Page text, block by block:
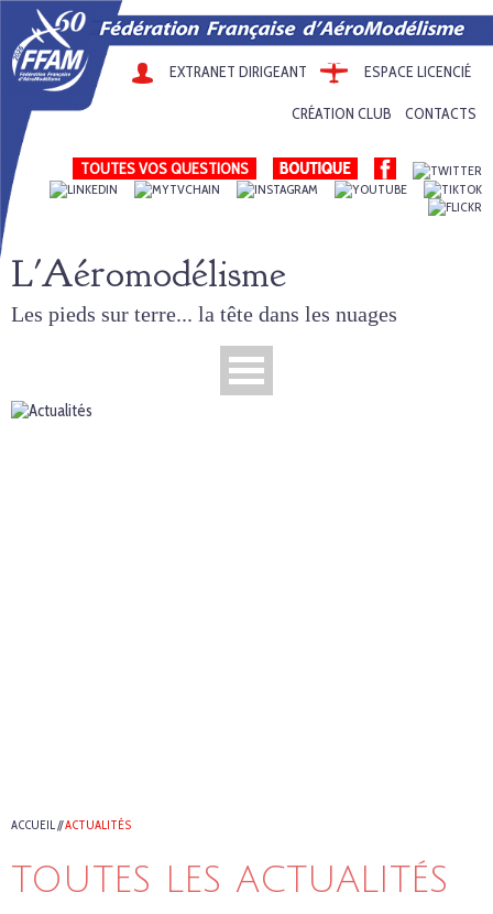
EXTRANET DIRIGEANT ESPACE LICENCIÉ
CRÉATION CLUB CONTACTS
TOUTES VOS QUESTIONS
L'Aéromodélisme
Les pieds sur terre... la tête dans les nuages
ACCUEIL//ACTUALITÉS
TOUTES LES ACTUALITÉS